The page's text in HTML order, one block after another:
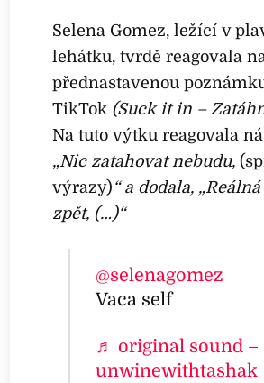
Selena Gomez, ležící v
lehátku, tvrdě reagovala
přednastavenou
TikTok (Suck it in –
Na tuto výtku reagovala
„Nic zatahovat nebudu,
výrazy) “a dodala, „
zpět, (…)“
@selenagomez
Vaca self
♬ original sound –
unwinewithtashak